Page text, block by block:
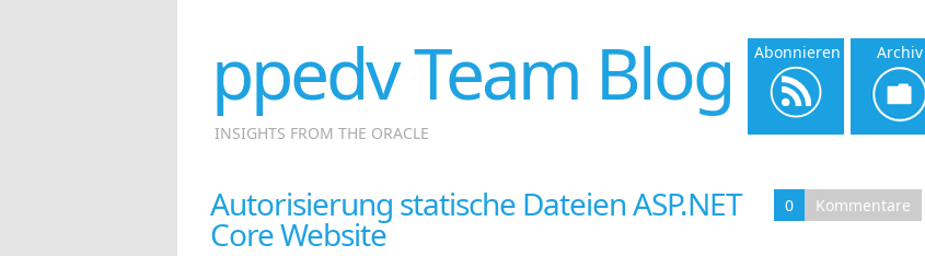
ppedv Team Blog
INSIGHTS FROM THE ORACLE
Abonnieren Archiv
Autorisierung statische Dateien ASP.NET
Core Website
0 Kommentare